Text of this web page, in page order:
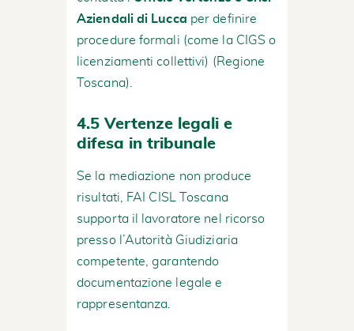
Aziendali di Lucca per definire
procedure formali (come la CIGS o
licenziamenti collettivi) (Regione
Toscana).
4.5 Vertenze legali e
difesa in tribunale
Se la mediazione non produce
risultati, FAI CISL Toscana
supporta il lavoratore nel ricorso
presso l’Autorità Giudiziaria
competente, garantendo
documentazione legale e
rappresentanza.